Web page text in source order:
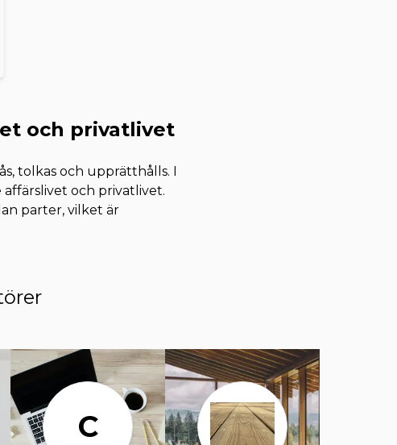
och privatlivet
tolkas och upprätthålls. I
affärslivet och privatlivet.
parter, vilket är
C